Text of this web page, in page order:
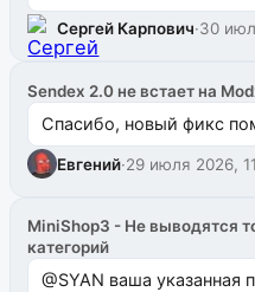
Сергей Карпович·30
Sendex 2.0 не встает на
Спасибо, новый фикс
Евгений·29 июля 2026,
MiniShop3 - Не выводятся
категорий
@SYAN ваша